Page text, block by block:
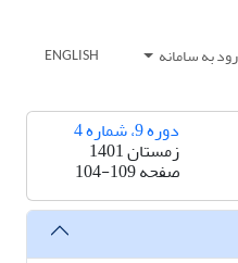
به سامانه ENGLISH
دوره 9، شماره 4
زمستان 1401
صفحه104-109